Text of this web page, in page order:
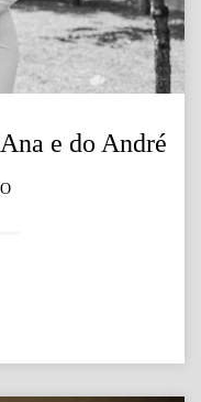
e do André